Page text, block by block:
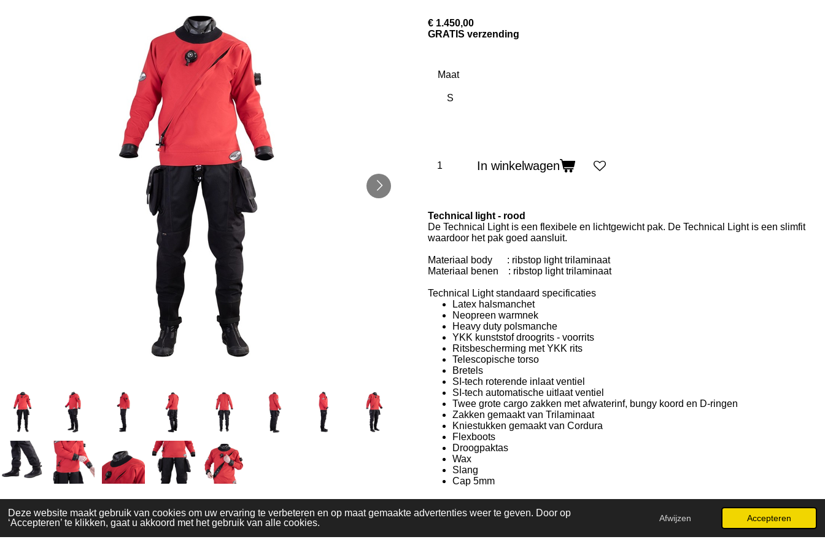
Deze website maakt gebruik van cookies om uw ervaring te verbeteren en op maat gemaakte advertenties weer te geven. Door op
‘Accepteren’ te klikken, gaat u akkoord met het gebruik van alle cookies.
Afwijzen Accepteren
€ 1.450,00
GRATIS verzending
Maat
In winkelwagen
Technical light - rood
De Technical Light is een flexibele en lichtgewicht pak. De Technical Light is een slimfit
waardoor het pak goed aansluit.
Materiaal body : ribstop light trilaminaat
Materiaal benen : ribstop light trilaminaat
Technical Light standaard specificaties
Latex halsmanchet
Neopreen warmnek
Heavy duty polsmanche
YKK kunststof droogrits - voorrits
Ritsbescherming met YKK rits
Telescopische torso
Bretels
SI-tech roterende inlaat ventiel
SI-tech automatische uitlaat ventiel
Twee grote cargo zakken met afwaterinf, bungy koord en D-ringen
Zakken gemaakt van Trilaminaat
Kniestukken gemaakt van Cordura
Flexboots
Droogpaktas
Wax
Slang
Cap 5mm
© 2025 scubasnap.nl Powered byJouwWeb